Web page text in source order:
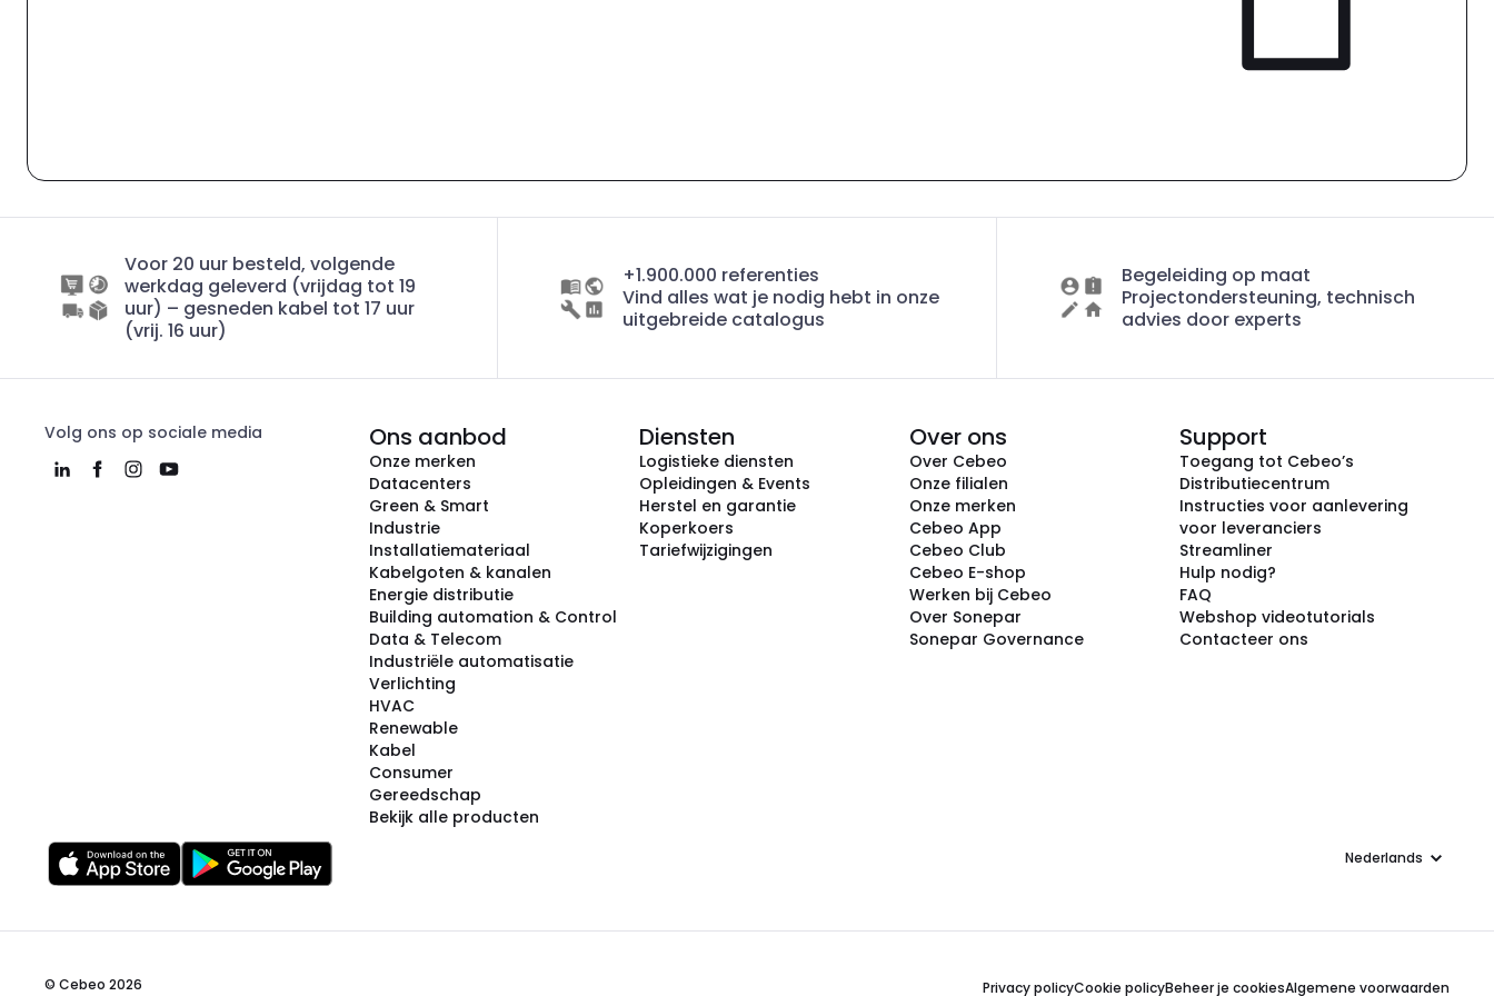
Voor 20 uur besteld, volgende
werkdag geleverd (vrijdag tot 19
uur) – gesneden kabel tot 17 uur
(vrij. 16 uur)
+1.900.000 referenties
Vind alles wat je nodig hebt in onze
uitgebreide catalogus
Begeleiding op maat
Projectondersteuning, technisch
advies door experts
Volg ons op sociale media Ons aanbod
Onze merken
Datacenters
Green & Smart
Industrie
Installatiemateriaal
Kabelgoten & kanalen
Energie distributie
Building automation & Control
Data & Telecom
Industriële automatisatie
Verlichting
HVAC
Renewable
Kabel
Consumer
Gereedschap
Bekijk alle producten
Diensten
Logistieke diensten
Opleidingen & Events
Herstel en garantie
Koperkoers
Tariefwijzigingen
Over ons
Over Cebeo
Onze filialen
Onze merken
Cebeo App
Cebeo Club
Cebeo E-shop
Werken bij Cebeo
Over Sonepar
Sonepar Governance
Support
Toegang tot Cebeo’s
Distributiecentrum
Instructies voor aanlevering
voor leveranciers
Streamliner
Hulp nodig?
FAQ
Webshop videotutorials
Contacteer ons
Taal
© Cebeo 2026 Privacy policyCookie policyBeheer je cookiesAlgemene voorwaarden